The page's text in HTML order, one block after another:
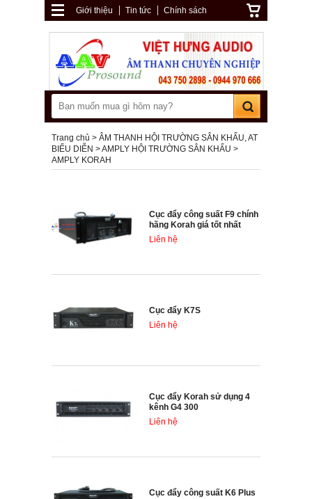
Giới thiệu Tin tức Chính sách
Trang chủ
ÂM THANH HỘI TRƯỜNG SÂN KHẤU, AT
BIỂU DIỄN
AMPLY HỘI TRƯỜNG SÂN KHẤU
AMPLY KORAH
Cục đẩy công suất F9 chính
hãng Korah giá tốt nhất
Liên hệ
Cục đẩy K7S
Liên hệ
Cục đẩy Korah sử dụng 4
kênh G4 300
Liên hệ
Cục đẩy công suất K6 Plus